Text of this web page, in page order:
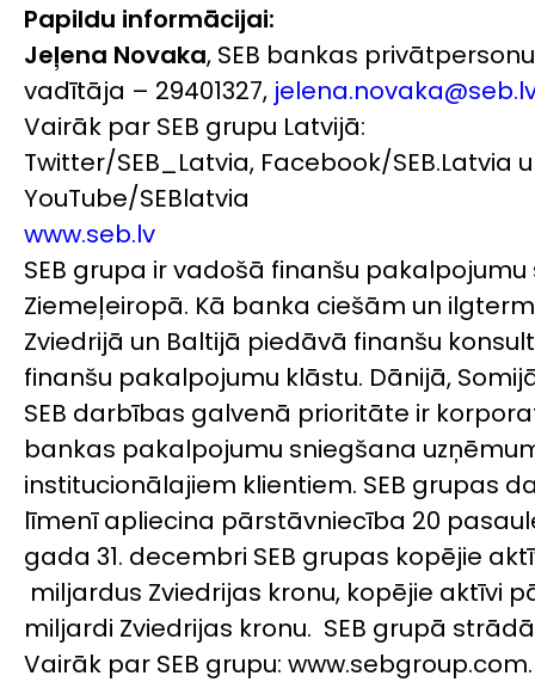
Papildu informācijai:
Jeļena Novaka, SEB bankas
vadītāja – 29401327,
Vairāk par SEB grupu Latvijā:
Twitter/SEB_Latvia, Facebook/SEB.Latvia
YouTube/SEBlatvia
www.seb.lv
SEB grupa ir vadošā finanšu pakalpojumu
Ziemeļeiropā. Kā banka ciešām un
Zviedrijā un Baltijā piedāvā finanšu
finanšu pakalpojumu klāstu. Dānijā,
SEB darbības galvenā prioritāte ir
bankas pakalpojumu sniegšana
institucionālajiem klientiem. SEB grupas
līmenī apliecina pārstāvniecība 20
gada 31. decembri SEB grupas kopējie
miljardus Zviedrijas kronu, kopējie aktīvi
miljardi Zviedrijas kronu. SEB grupā
Vairāk par SEB grupu: www.sebgroup.com.